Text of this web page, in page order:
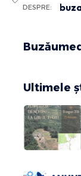
DESPRE:
Ultimele